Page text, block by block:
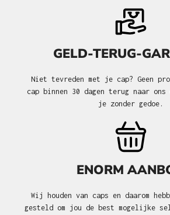
GELD-TERUG-
Niet tevreden met je cap? Geen
cap binnen 30 dagen terug naar ons
je zonder gedoe.
ENORM
Wij houden van caps en daarom
gesteld om jou de best mogelijke